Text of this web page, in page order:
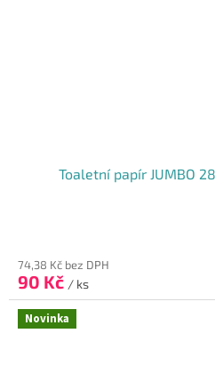
Toaletní papír JUMBO
74,38 Kč bez DPH
90 Kč / ks
Novinka